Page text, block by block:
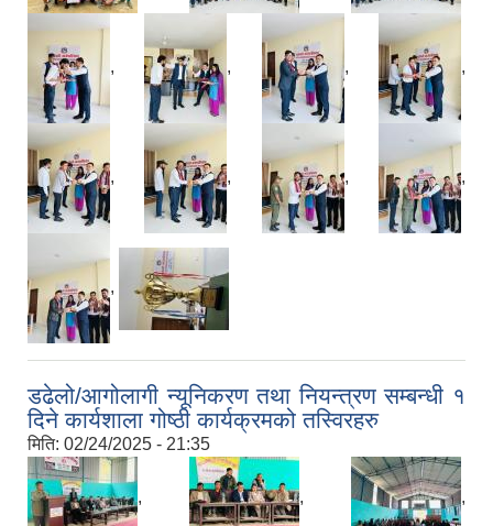
, , , ,
, , , ,
,
डढेलो/आगोलागी न्यूनिकरण तथा नियन्त्रण सम्बन्धी १
दिने कार्यशाला गोष्ठी कार्यक्रमको तस्विरहरु
मिति: 02/24/2025 - 21:35
, , ,